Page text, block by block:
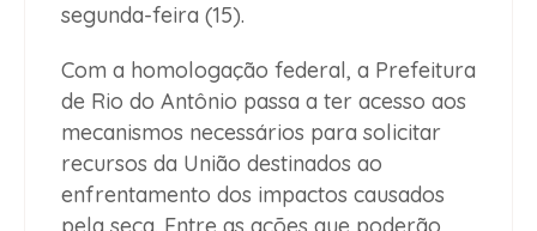
segunda-feira (15).
Com a homologação federal, a Prefeitura
de Rio do Antônio passa a ter acesso aos
mecanismos necessários para solicitar
recursos da União destinados ao
enfrentamento dos impactos causados